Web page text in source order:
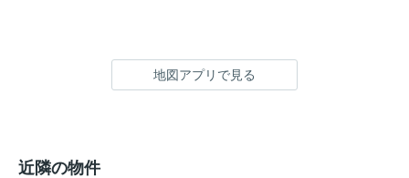
地図アプリで見る
近隣の物件